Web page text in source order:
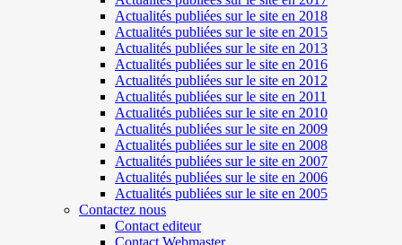
Actualités publiées sur le site en 2018
Actualités publiées sur le site en 2015
Actualités publiées sur le site en 2013
Actualités publiées sur le site en 2016
Actualités publiées sur le site en 2012
Actualités publiées sur le site en 2011
Actualités publiées sur le site en 2010
Actualités publiées sur le site en 2009
Actualités publiées sur le site en 2008
Actualités publiées sur le site en 2007
Actualités publiées sur le site en 2006
Actualités publiées sur le site en 2005
Contactez nous
Contact editeur
Contact Webmaster